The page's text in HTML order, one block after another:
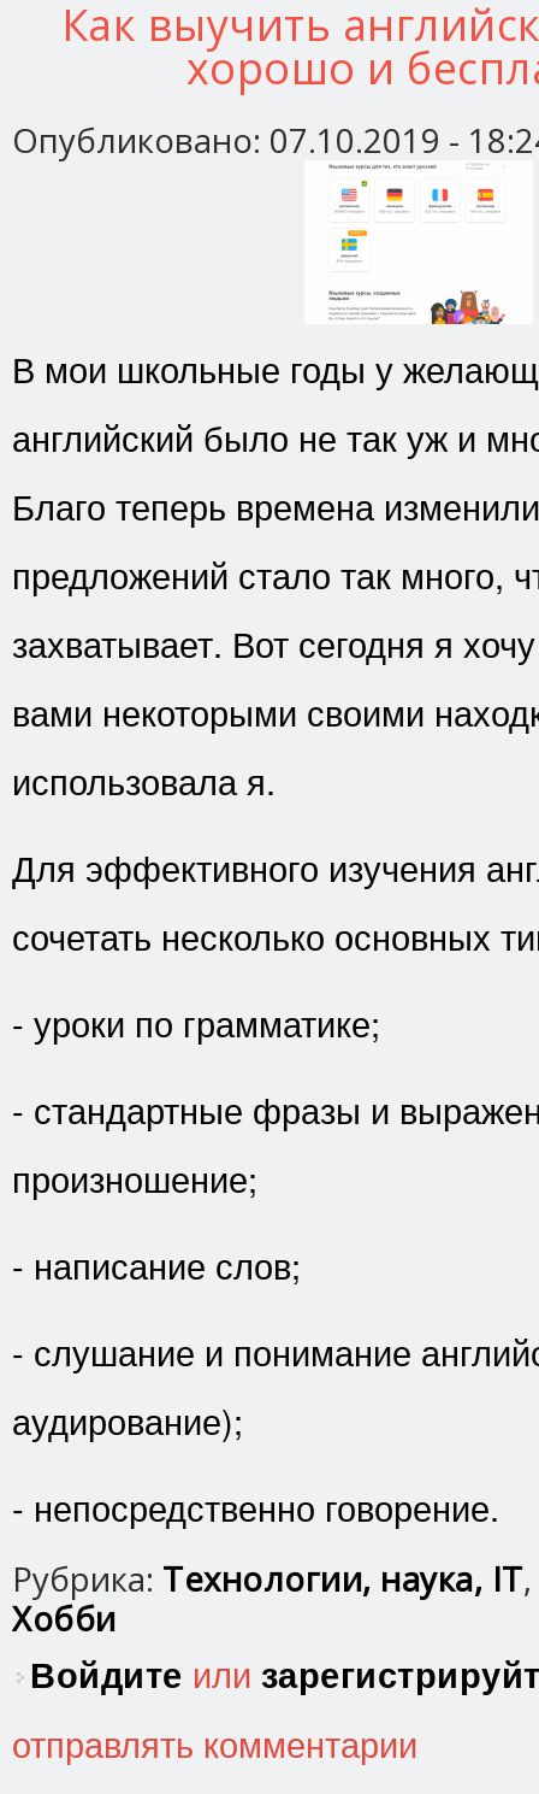
Как выучить
хорошо и
Опубликовано: 07.10.2019 -
В мои школьные годы у
английский было не так уж и
Благо теперь времена
предложений стало так много,
захватывает. Вот сегодня я
вами некоторыми своими
использовала я.
Для эффективного изучения
сочетать несколько основных
- уроки по грамматике;
- стандартные фразы и
произношение;
- написание слов;
- слушание и понимание
аудирование);
- непосредственно говорение.
Рубрика: Технологии, наука, IT,
Хобби
Войдите или
отправлять комментарии